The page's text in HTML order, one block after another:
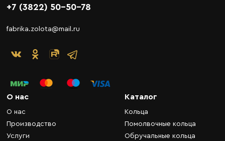
+7 (3822) 50-50-78
fabrika.zolota@mail.ru
О нас
О нас
Производство
Услуги
Каталог
Кольца
Помолвочные кольца
Обручальные кольца